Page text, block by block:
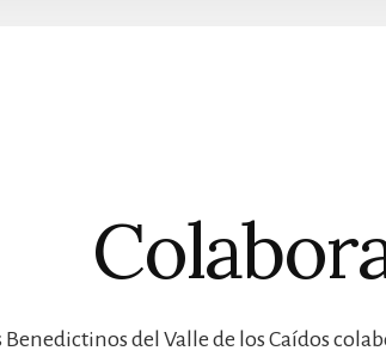
Benedictinos del Valle de los Caídos